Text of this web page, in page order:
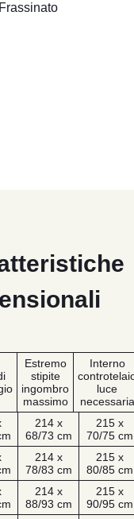
Estremo
stipite
ingombro
massimo
Interno
luce
necessaria
214 x
68/73 cm
215 x
70/75 cm
214 x
78/83 cm
215 x
80/85 cm
214 x
88/93 cm
215 x
90/95 cm